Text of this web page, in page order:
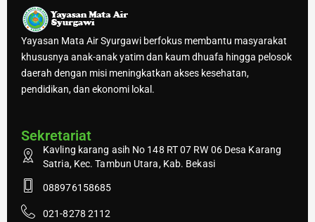
Yayasan Mata Air Syurgawi berfokus membantu masyarakat
khususnya anak-anak yatim dan kaum dhuafa hingga pelosok
daerah dengan misi meningkatkan akses kesehatan,
pendidikan, dan ekonomi lokal.
Sekretariat
Kavling karang asih No 148 RT 07 RW 06 Desa Karang
Satria, Kec. Tambun Utara, Kab. Bekasi
088976158685
021-8278 2112